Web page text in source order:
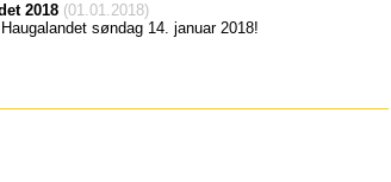
2018 (01.01.2018)
søndag 14. januar 2018!